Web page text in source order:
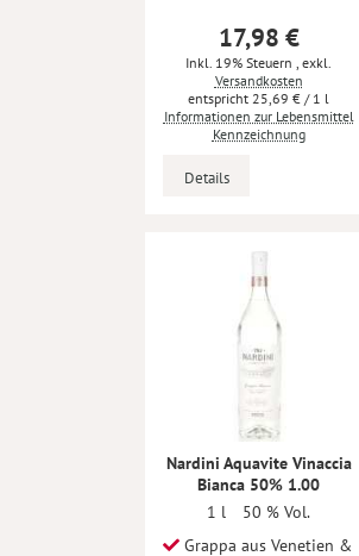
17,98 €
Inkl. 19% Steuern
exkl.
Versandkosten
25,69 € / 1 l
Informationen zur Lebensmittel
Kennzeichnung
Details
Nardini Aquavite Vinaccia
Bianca 50% 1.00
1 l
50 % Vol.
Grappa aus Venetien &